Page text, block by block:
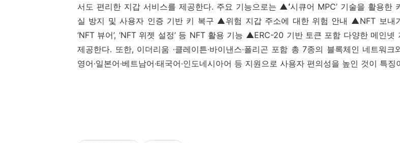
서도 편리한 지갑 서비스를 제공한다. 주요 기능으로는 ▲‘시큐어 MPC’ 기술을 활용한
실 방지 및 사용자 인증 기반 키 복구 ▲위험 지갑 주소에 대한 위험 안내 ▲NFT 보내
‘NFT 뷰어’, ‘NFT 위젯 설정’ 등 NFT 활용 기능 ▲ERC-20 기반 토큰 포함 다양한 메인넷
제공한다. 또한, 이더리움 ∙클레이튼∙바이낸스∙폴리곤 포함 총 7종의 블록체인 네트워크
영어∙일본어∙베트남어∙태국어∙인도네시아어 등 지원으로 사용자 편의성을 높인 것이 특징